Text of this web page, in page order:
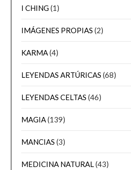
I CHING(1)
IMÁGENES PROPIAS (2)
KARMA(4)
LEYENDAS ARTÚRICAS (68)
LEYENDAS CELTAS (46)
MAGIA(139)
MANCIAS (3)
MEDICINA NATURAL(43)